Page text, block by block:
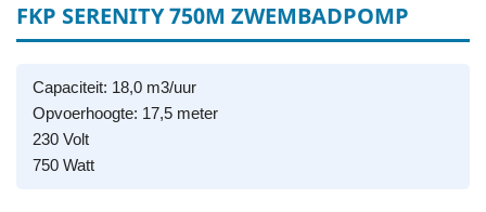
FKP SERENITY 750M ZWEMBADPOMP
Capaciteit: 18,0 m3/uur
Opvoerhoogte: 17,5 meter
230 Volt
750 Watt